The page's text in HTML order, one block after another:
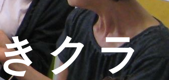
クラ